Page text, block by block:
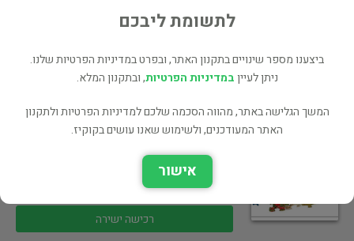
רכישה ישירה
מילונים ושיחונים
רכישה ישירה
לתשומת ליבכם
ביצענו מספר שינויים בתקנון האתר, ובפרט במדיניות הפרטיות שלנו.
ניתן לעייןבמדיניות הפרטיות, ובתקנון המלא.
המשך הגלישה באתר, מהווה הסכמה שלכם למדיניות הפרטיות ולתקנון
האתר המעודכנים, ולשימוש שאנו עושים בקוקיז.
אישור